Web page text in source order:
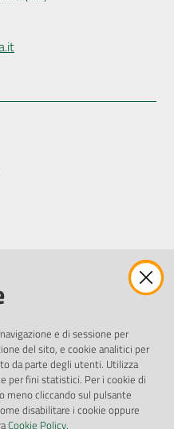
e di sessione per
del sito, e cookie analitici per
da parte degli utenti. Utilizza
per fini statistici. Per i cookie di
meno cliccando sul pulsante
disabilitare i cookie oppure
Cookie Policy.